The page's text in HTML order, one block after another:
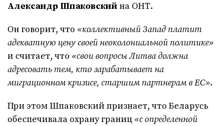
Александр Шпаковский на ОНТ.
Он говорит, что «коллективный Запад платит
адекватную цену своей неоколониальной политике»
и считает, что «свои вопросы Литва должна
адресовать тем, кто зарабатывает на
миграционном кризисе, старшим партнерам в ЕС».
При этом Шпаковский признает, что Беларусь
обеспечивала охрану границ «с определенной